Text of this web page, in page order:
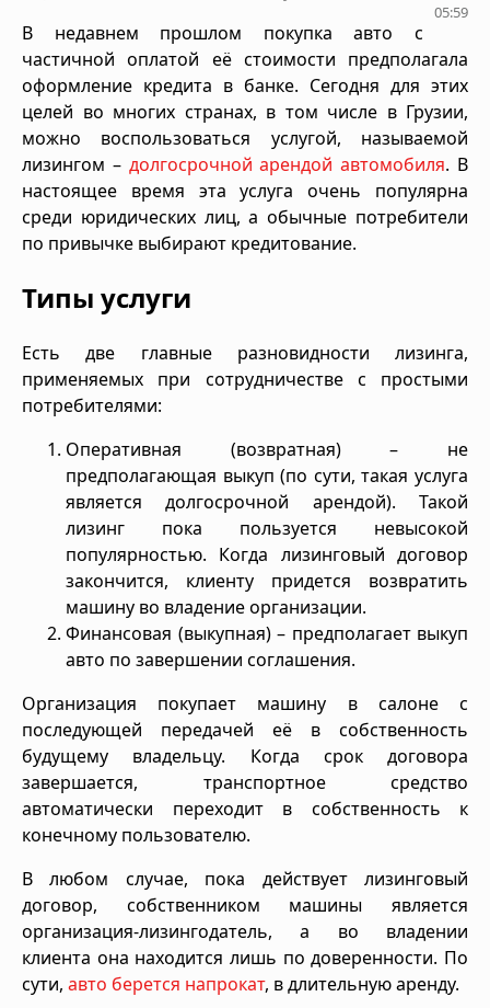
05:59
В недавнем прошлом покупка авто с
частичной оплатой её стоимости предполагала
оформление кредита в банке. Сегодня для этих
целей во многих странах, в том числе в Грузии,
можно воспользоваться услугой, называемой
лизингом – долгосрочной арендой автомобиля. В
настоящее время эта услуга очень популярна
среди юридических лиц, а обычные потребители
по привычке выбирают кредитование.
Типы услуги
Есть две главные разновидности лизинга,
применяемых при сотрудничестве с простыми
потребителями:
Оперативная (возвратная) – не
предполагающая выкуп (по сути, такая услуга
является долгосрочной арендой). Такой
лизинг пока пользуется невысокой
популярностью. Когда лизинговый договор
закончится, клиенту придется возвратить
машину во владение организации.
Финансовая (выкупная) – предполагает выкуп
авто по завершении соглашения.
Организация покупает машину в салоне с
последующей передачей её в собственность
будущему владельцу. Когда срок договора
завершается, транспортное средство
автоматически переходит в собственность к
конечному пользователю.
В любом случае, пока действует лизинговый
договор, собственником машины является
организация-лизингодатель, а во владении
клиента она находится лишь по доверенности. По
сути, авто берется напрокат, в длительную аренду.